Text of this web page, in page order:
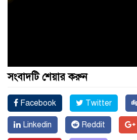
সংবাদটি শেয়ার করুন
Facebook Twitter
Linkedin Reddit